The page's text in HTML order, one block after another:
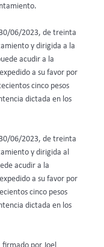
30/06/2023, de treinta
y dirigida a la
acudir a la
a su favor por
cinco pesos
dictada en los
30/06/2023, de treinta
y dirigida al
acudir a la
a su favor por
cinco pesos
dictada en los